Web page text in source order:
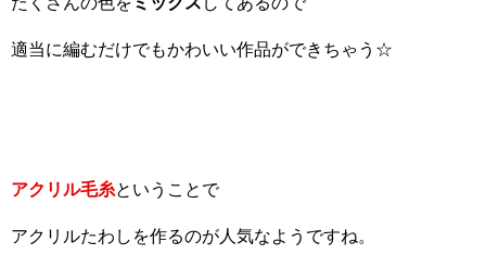
適当に編むだけでもかわいい作品ができちゃう☆
アクリル毛糸ということで
アクリルたわしを作るのが人気なようですね。